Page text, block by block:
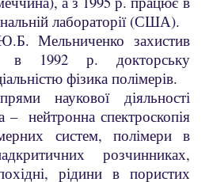
лабораторії (США).
Мельниченко захистив
в 1992 р. докторську
фізика полімерів.
наукової діяльності
нейтронна спектроскопія
систем, полімери в
розчинниках,
рідини в пористих